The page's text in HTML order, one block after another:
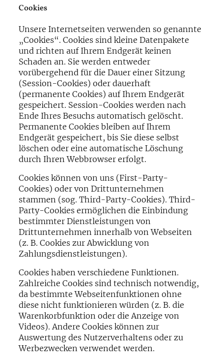
Cookies
Unsere Internetseiten verwenden so genannte
„Cookies“. Cookies sind kleine Datenpakete
und richten auf Ihrem Endgerät keinen
Schaden an. Sie werden entweder
vorübergehend für die Dauer einer Sitzung
(Session-Cookies) oder dauerhaft
(permanente Cookies) auf Ihrem Endgerät
gespeichert. Session-Cookies werden nach
Ende Ihres Besuchs automatisch gelöscht.
Permanente Cookies bleiben auf Ihrem
Endgerät gespeichert, bis Sie diese selbst
löschen oder eine automatische Löschung
durch Ihren Webbrowser erfolgt.
Cookies können von uns (First-Party-
Cookies) oder von Drittunternehmen
stammen (sog. Third-Party-Cookies). Third-
Party-Cookies ermöglichen die Einbindung
bestimmter Dienstleistungen von
Drittunternehmen innerhalb von Webseiten
(z. B. Cookies zur Abwicklung von
Zahlungsdienstleistungen).
Cookies haben verschiedene Funktionen.
Zahlreiche Cookies sind technisch notwendig,
da bestimmte Webseitenfunktionen ohne
diese nicht funktionieren würden (z. B. die
Warenkorbfunktion oder die Anzeige von
Videos). Andere Cookies können zur
Auswertung des Nutzerverhaltens oder zu
Werbezwecken verwendet werden.